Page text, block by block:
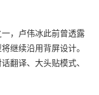
，卢伟冰此前曾透露
继续沿用背屏设计。
翻译、大头贴模式、